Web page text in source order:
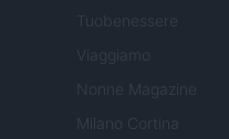
Tuobenessere
Viaggiamo
Nonne Magazine
Milano Cortina